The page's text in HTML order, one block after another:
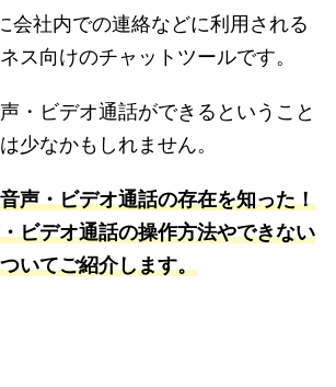
会社内での連絡などに利用される
ス向けのチャットツールです。
・ビデオ通話ができるということ
少なかもしれません。
声・ビデオ通話の存在を知った！
ビデオ通話の操作方法やできない
いてご紹介します。